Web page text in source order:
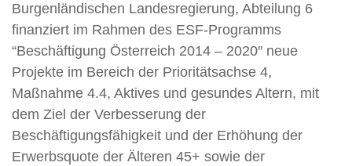
Burgenländischen Landesregierung, Abteilung 6
finanziert im Rahmen des ESF-Programms
“Beschäftigung Österreich 2014 – 2020″ neue
Projekte im Bereich der Prioritätsachse 4,
Maßnahme 4.4, Aktives und gesundes Altern, mit
dem Ziel der Verbesserung der
Beschäftigungsfähigkeit und der Erhöhung der
Erwerbsquote der Älteren 45+ sowie der